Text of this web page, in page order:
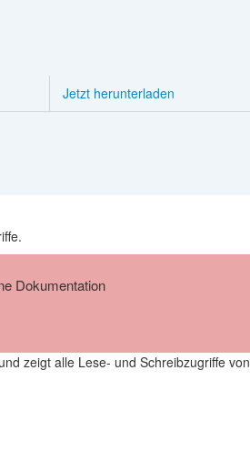
Jetzt herunterladen
Dokumentation
zeigt alle Lese- und Schreibzugriffe von